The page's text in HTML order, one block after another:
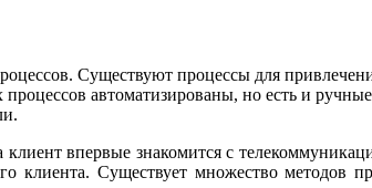
Существуют процессы для
автоматизированы, но есть и
впервые знакомится с
клиента. Существует множество методов